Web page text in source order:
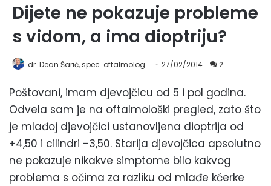
Dijete ne pokazuje probleme
s vidom, a ima dioptriju?
dr. Dean Šarić, spec. oftalmolog 27/02/2014 2
Poštovani, imam djevojčicu od 5 i pol godina.
Odvela sam je na oftalmološki pregled, zato što
je mlađoj djevojčici ustanovljena dioptrija od
+4,50 i cilindri -3,50. Starija djevojčica apsolutno
ne pokazuje nikakve simptome bilo kakvog
problema s očima za razliku od mlađe kćerke